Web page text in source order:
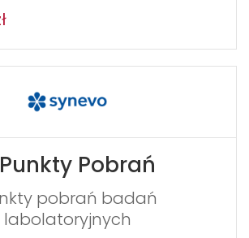
Pobrań
pobrań badań
labolatoryjnych